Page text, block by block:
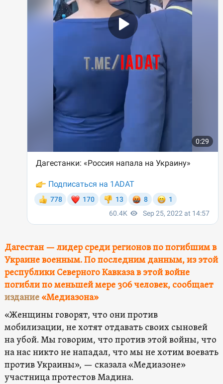
Дагестан — лидер среди регионов по погибшим в
Украине военным. По последним данным, из этой
республики Северного Кавказа в этой войне
погибли по меньшей мере 306 человек, сообщает
издание«Медиазона»
«Женщины говорят, что они против
мобилизации, не хотят отдавать своих сыновей
на убой. Мы говорим, что против этой войны, что
на нас никто не нападал, что мы не хотим воевать
против Украины», — сказала «Медиазоне»
участница протестов Мадина.